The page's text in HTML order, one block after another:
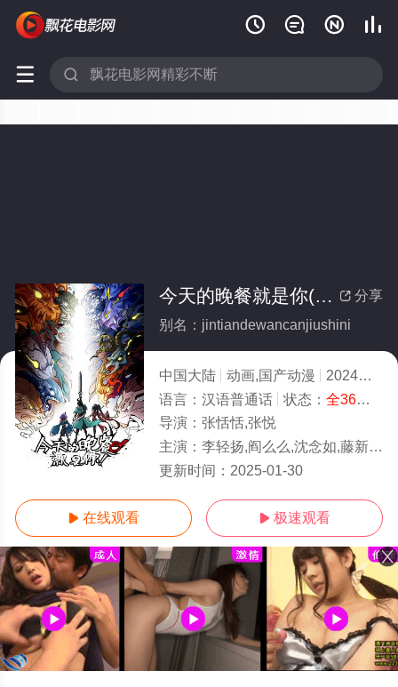
   
 
1-36全集/大结局
 分享
今天的晚餐就是你(全集)
别名：jintiandewancanjiushini
中国大陆 动画,国产动漫 2024
5.0
语言： 汉语普通话 状态： 全36集
导演： 张恬恬,张悦
主演： 李轻扬,阎么么,沈念如,藤新,叶知秋,郝祥海,图特哈蒙,依欣,常蓉珊,瞳音
更新时间： 2025-01-30
 在线观看  极速观看